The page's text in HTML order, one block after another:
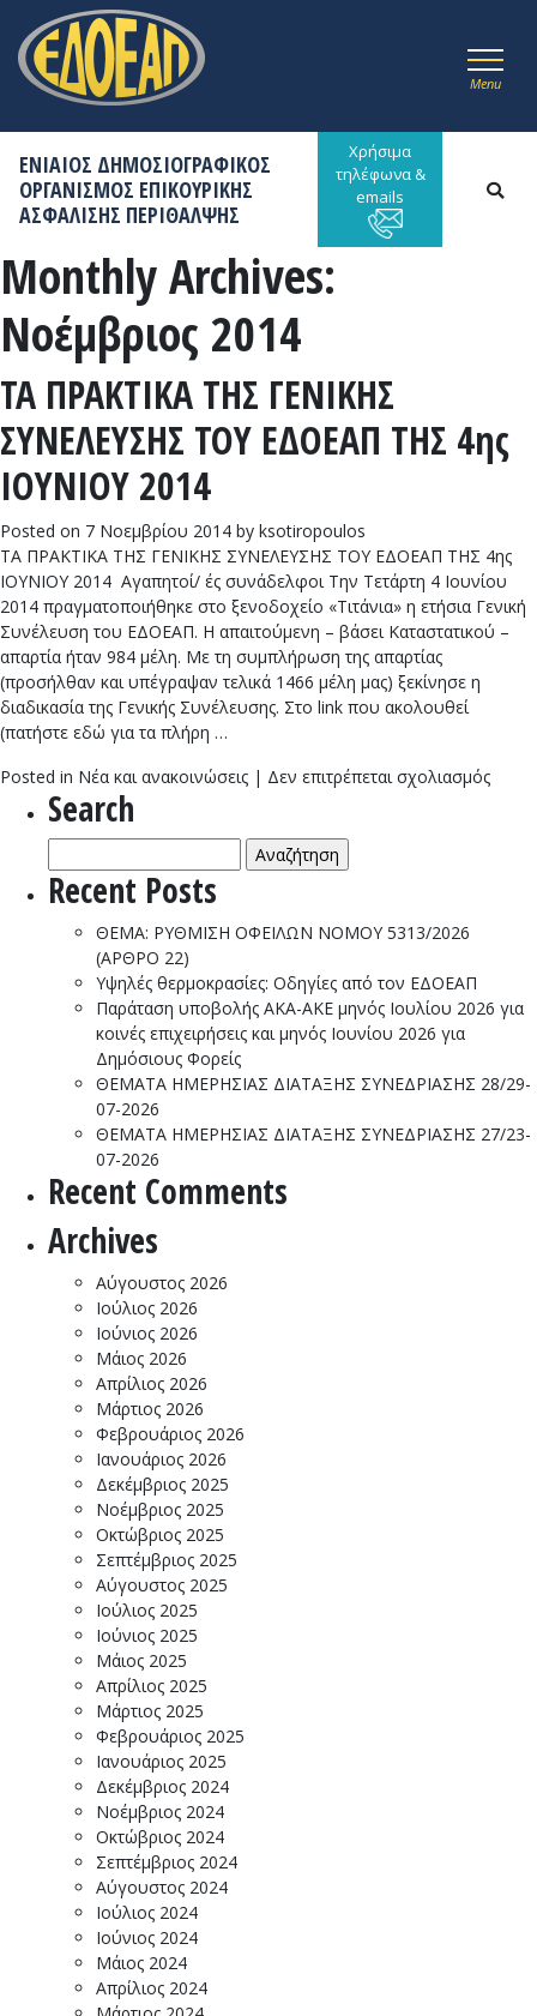
Menu
ΕΝΙΑΙΟΣ ΔΗΜΟΣΙΟΓΡΑΦΙΚΟΣ
ΟΡΓΑΝΙΣΜΟΣ ΕΠΙΚΟΥΡΙΚΗΣ
ΑΣΦΑΛΙΣΗΣ ΠΕΡΙΘΑΛΨΗΣ
Χρήσιμα
τηλέφωνα &
emails
Monthly Archives:
Νοέμβριος 2014
ΤΑ ΠΡΑΚΤΙΚΑ ΤΗΣ ΓΕΝΙΚΗΣ
ΣΥΝΕΛΕΥΣΗΣ ΤΟΥ ΕΔΟΕΑΠ ΤΗΣ 4ης
ΙΟΥΝΙΟΥ 2014
Posted on 7 Νοεμβρίου 2014 by ksotiropoulos
ΤΑ ΠΡΑΚΤΙΚΑ ΤΗΣ ΓΕΝΙΚΗΣ ΣΥΝΕΛΕΥΣΗΣ ΤΟΥ ΕΔΟΕΑΠ ΤΗΣ 4ης
ΙΟΥΝΙΟΥ 2014 Αγαπητοί/ ές συνάδελφοι Την Τετάρτη 4 Ιουνίου
2014 πραγματοποιήθηκε στο ξενοδοχείο «Τιτάνια» η ετήσια Γενική
Συνέλευση του ΕΔΟΕΑΠ. Η απαιτούμενη – βάσει Καταστατικού –
απαρτία ήταν 984 μέλη. Με τη συμπλήρωση της απαρτίας
(προσήλθαν και υπέγραψαν τελικά 1466 μέλη μας) ξεκίνησε η
διαδικασία της Γενικής Συνέλευσης. Στο link που ακολουθεί
(πατήστε εδώ για τα πλήρη …
Posted in Νέα και ανακοινώσεις | Δεν επιτρέπεται σχολιασμόςστο
4ης
Search
για:
Recent Posts
ΘΕΜΑ: ΡΥΘΜΙΣΗ ΟΦΕΙΛΩΝ ΝΟΜΟΥ 5313/2026
(ΑΡΘΡΟ 22)
Υψηλές θερμοκρασίες: Οδηγίες από τον ΕΔΟΕΑΠ
Παράταση υποβολής ΑΚΑ-ΑΚΕ μηνός Ιουλίου 2026 για
κοινές επιχειρήσεις και μηνός Ιουνίου 2026 για
Δημόσιους Φορείς
ΘΕΜΑΤΑ ΗΜΕΡΗΣΙΑΣ ΔΙΑΤΑΞΗΣ ΣΥΝΕΔΡΙΑΣΗΣ 28/29-
07-2026
ΘΕΜΑΤΑ ΗΜΕΡΗΣΙΑΣ ΔΙΑΤΑΞΗΣ ΣΥΝΕΔΡΙΑΣΗΣ 27/23-
07-2026
Recent Comments
Archives
Αύγουστος 2026
Ιούλιος 2026
Ιούνιος 2026
Μάιος 2026
Απρίλιος 2026
Μάρτιος 2026
Φεβρουάριος 2026
Ιανουάριος 2026
Δεκέμβριος 2025
Νοέμβριος 2025
Οκτώβριος 2025
Σεπτέμβριος 2025
Αύγουστος 2025
Ιούλιος 2025
Ιούνιος 2025
Μάιος 2025
Απρίλιος 2025
Μάρτιος 2025
Φεβρουάριος 2025
Ιανουάριος 2025
Δεκέμβριος 2024
Νοέμβριος 2024
Οκτώβριος 2024
Σεπτέμβριος 2024
Αύγουστος 2024
Ιούλιος 2024
Ιούνιος 2024
Μάιος 2024
Απρίλιος 2024